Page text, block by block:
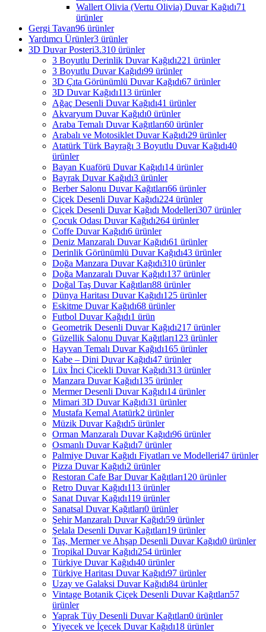
Wallert Olivia (Vertu Olivia) Duvar Kağıdı71
ürünler
Gergi Tavan96 ürünler
Yardımcı Ürünler3 ürünler
3D Duvar Posteri3.310 ürünler
3 Boyutlu Derinlik Duvar Kağıdı221 ürünler
3 Boyutlu Duvar Kağıdı99 ürünler
3D Çıta Görünümlü Duvar Kağıdı67 ürünler
3D Duvar Kağıdı113 ürünler
Ağaç Desenli Duvar Kağıdı41 ürünler
Akvaryum Duvar Kağıdı0 ürünler
Araba Temalı Duvar Kağıtları60 ürünler
Arabalı ve Motosiklet Duvar Kağıdı29 ürünler
Atatürk Türk Bayrağı 3 Boyutlu Duvar Kağıdı40
ürünler
Bayan Kuaförü Duvar Kağıdı14 ürünler
Bayrak Duvar Kağıdı3 ürünler
Berber Salonu Duvar Kağıtları66 ürünler
Çiçek Desenli Duvar Kağıdı224 ürünler
Çiçek Desenli Duvar Kağıdı Modelleri307 ürünler
Çocuk Odası Duvar Kağıdı264 ürünler
Coffe Duvar Kağıdı6 ürünler
Deniz Manzaralı Duvar Kağıdı61 ürünler
Derinlik Görünümlü Duvar Kağıdı43 ürünler
Doğa Manzara Duvar Kağıdı310 ürünler
Doğa Manzaralı Duvar Kağıdı137 ürünler
Doğal Taş Duvar Kağıtları88 ürünler
Dünya Haritası Duvar Kağıdı125 ürünler
Eskitme Duvar Kağıdı68 ürünler
Futbol Duvar Kağıdı1 ürün
Geometrik Desenli Duvar Kağıdı217 ürünler
Güzellik Salonu Duvar Kağıtları123 ürünler
Hayvan Temalı Duvar Kağıdı165 ürünler
Kabe – Dini Duvar Kağıdı47 ürünler
Lüx İnci Çicekli Duvar Kağıdı313 ürünler
Manzara Duvar Kağıdı135 ürünler
Mermer Desenli Duvar Kağıdı14 ürünler
Mimari 3D Duvar Kağıdı31 ürünler
Mustafa Kemal Atatürk2 ürünler
Müzik Duvar Kağıdı5 ürünler
Orman Manzaralı Duvar Kağıdı96 ürünler
Osmanlı Duvar Kağıdı7 ürünler
Palmiye Duvar Kağıdı Fiyatları ve Modelleri47 ürünler
Pizza Duvar Kağıdı2 ürünler
Restoran Cafe Bar Duvar Kağıtları120 ürünler
Retro Duvar Kağıdı113 ürünler
Sanat Duvar Kağıdı119 ürünler
Sanatsal Duvar Kağıtları0 ürünler
Şehir Manzaralı Duvar Kağıdı59 ürünler
Şelala Desenli Duvar Kağıtları19 ürünler
Taş, Mermer ve Ahşap Desenli Duvar Kağıdı0 ürünler
Tropikal Duvar Kağıdı254 ürünler
Türkiye Duvar Kağıdı40 ürünler
Türkiye Haritası Duvar Kağıdı97 ürünler
Uzay ve Galaksi Duvar Kağıdı84 ürünler
Vintage Botanik Çiçek Desenli Duvar Kağıtları57
ürünler
Yaprak Tüy Desenli Duvar Kağıtları0 ürünler
Yiyecek ve İçecek Duvar Kağıdı18 ürünler